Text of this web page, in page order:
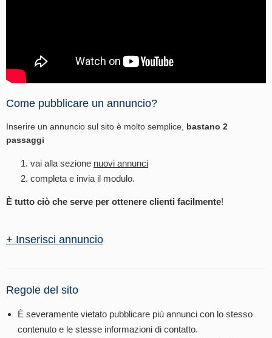
Come pubblicare un annuncio?
Inserire un annuncio sul sito è molto semplice, bastano 2
passaggi
vai alla sezione nuovi annunci
completa e invia il modulo.
È tutto ciò che serve per ottenere clienti facilmente!
+ Inserisci annuncio
Regole del sito
È severamente vietato pubblicare più annunci con lo stesso
contenuto e le stesse informazioni di contatto.